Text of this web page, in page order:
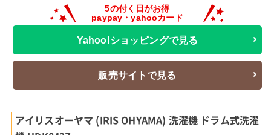
Yahoo!ショッピングで見る
販売サイトで見る
アイリスオーヤマ (IRIS OHYAMA) 洗濯機 ドラム式洗濯